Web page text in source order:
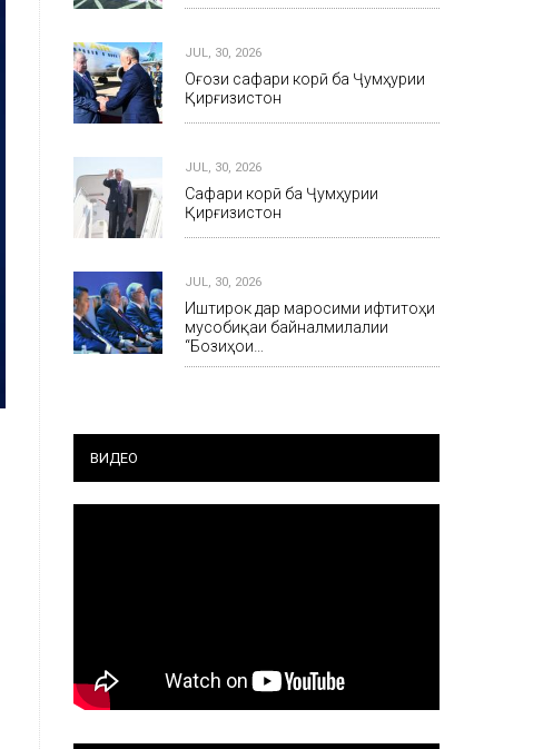
JUL, 30, 2026
Оғози сафари корӣ ба Ҷумҳурии
Қирғизистон
JUL, 30, 2026
Сафари корӣ ба Ҷумҳурии
Қирғизистон
JUL, 30, 2026
Иштирок дар маросими ифтитоҳи
мусобиқаи байналмилалии
“Бозиҳои…
ВИДЕО